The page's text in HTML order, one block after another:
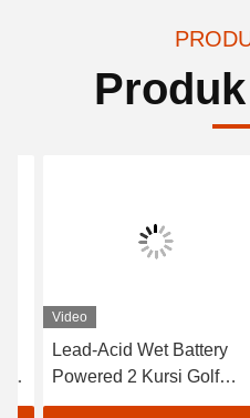
Video
Lead-Acid Wet Battery
Powered 2 Kursi Golf
Carts / Electric Buggy Car